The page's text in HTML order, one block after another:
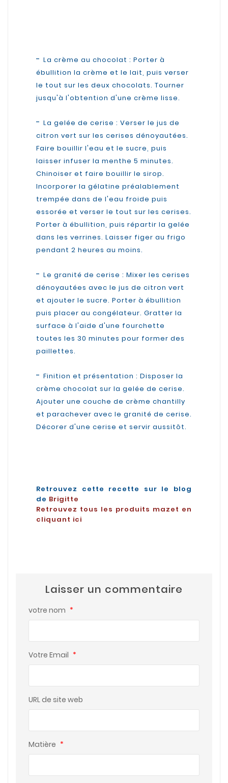
- La crème au chocolat : Porter à
ébullition la crème et le lait, puis verser
le tout sur les deux chocolats. Tourner
jusqu'à l'obtention d'une crème lisse.
- La gelée de cerise : Verser le jus de
citron vert sur les cerises dénoyautées.
Faire bouillir l'eau et le sucre, puis
laisser infuser la menthe 5 minutes.
Chinoiser et faire bouillir le sirop.
Incorporer la gélatine préalablement
trempée dans de l'eau froide puis
essorée et verser le tout sur les cerises.
Porter à ébullition, puis répartir la gelée
dans les verrines. Laisser figer au frigo
pendant 2 heures au moins.
- Le granité de cerise : Mixer les cerises
dénoyautées avec le jus de citron vert
et ajouter le sucre. Porter à ébullition
puis placer au congélateur. Gratter la
surface à l'aide d'une fourchette
toutes les 30 minutes pour former des
paillettes.
- Finition et présentation : Disposer la
crème chocolat sur la gelée de cerise.
Ajouter une couche de crème chantilly
et parachever avec le granité de cerise.
Décorer d'une cerise et servir aussitôt.
Retrouvez cette recette sur le blog
de Brigitte
Retrouvez tous les produits mazet en
cliquant ici
Laisser un commentaire
votre nom *
Votre Email *
URL de site web
Matière *